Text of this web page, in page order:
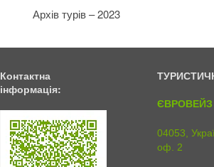
Архів турів – 2023
Контактна
інформація:
ЄВРОВЕЙЗ
04053,
оф. 2